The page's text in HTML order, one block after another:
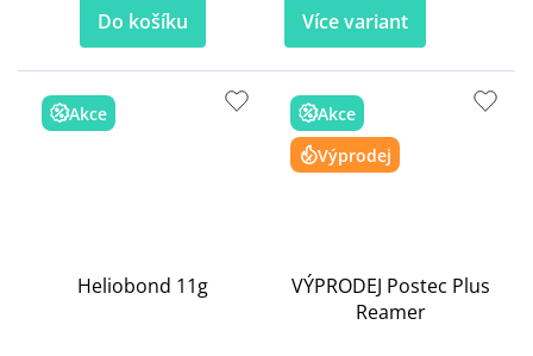
Do košíku Více variant
Akce
Heliobond 11g
Akce
Výprodej
VÝPRODEJ Postec Plus
Reamer